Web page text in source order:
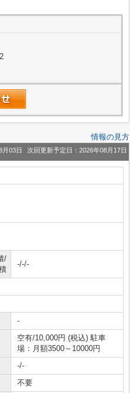
情報の見方
月03日 次回更新予定日：2026年08月17日
/
-/-/-
-
空有/10,000円 (税込) 駐車
場：月額3500～10000円
-/-
不要